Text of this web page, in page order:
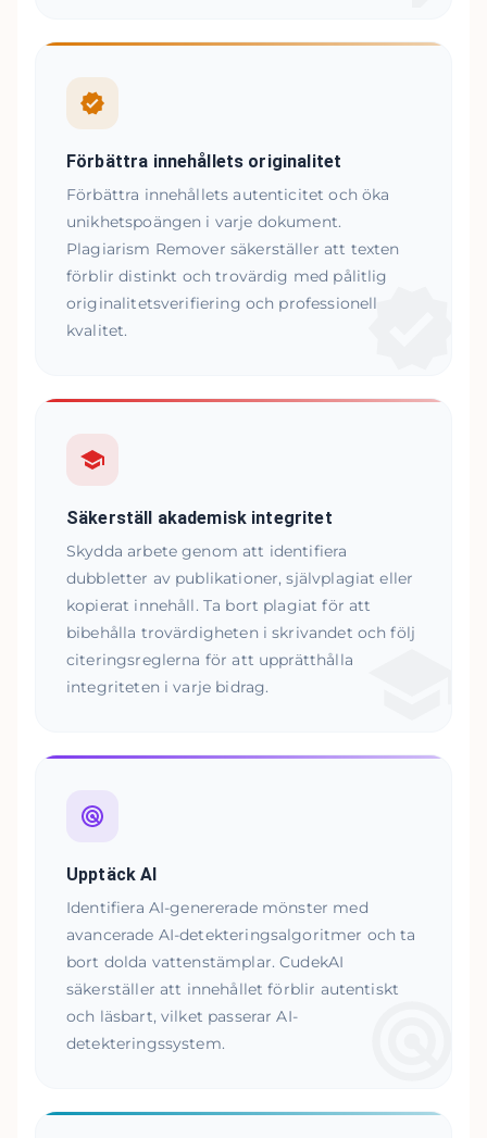
Förbättra innehållets originalitet
Förbättra innehållets autenticitet och öka
unikhetspoängen i varje dokument.
Plagiarism Remover säkerställer att texten
förblir distinkt och trovärdig med pålitlig
originalitetsverifiering och professionell
kvalitet.
Säkerställ akademisk integritet
Skydda arbete genom att identifiera
dubbletter av publikationer, självplagiat eller
kopierat innehåll. Ta bort plagiat för att
bibehålla trovärdigheten i skrivandet och följ
citeringsreglerna för att upprätthålla
integriteten i varje bidrag.
Upptäck AI
Identifiera AI-genererade mönster med
avancerade AI-detekteringsalgoritmer och ta
bort dolda vattenstämplar. CudekAI
säkerställer att innehållet förblir autentiskt
och läsbart, vilket passerar AI-
detekteringssystem.